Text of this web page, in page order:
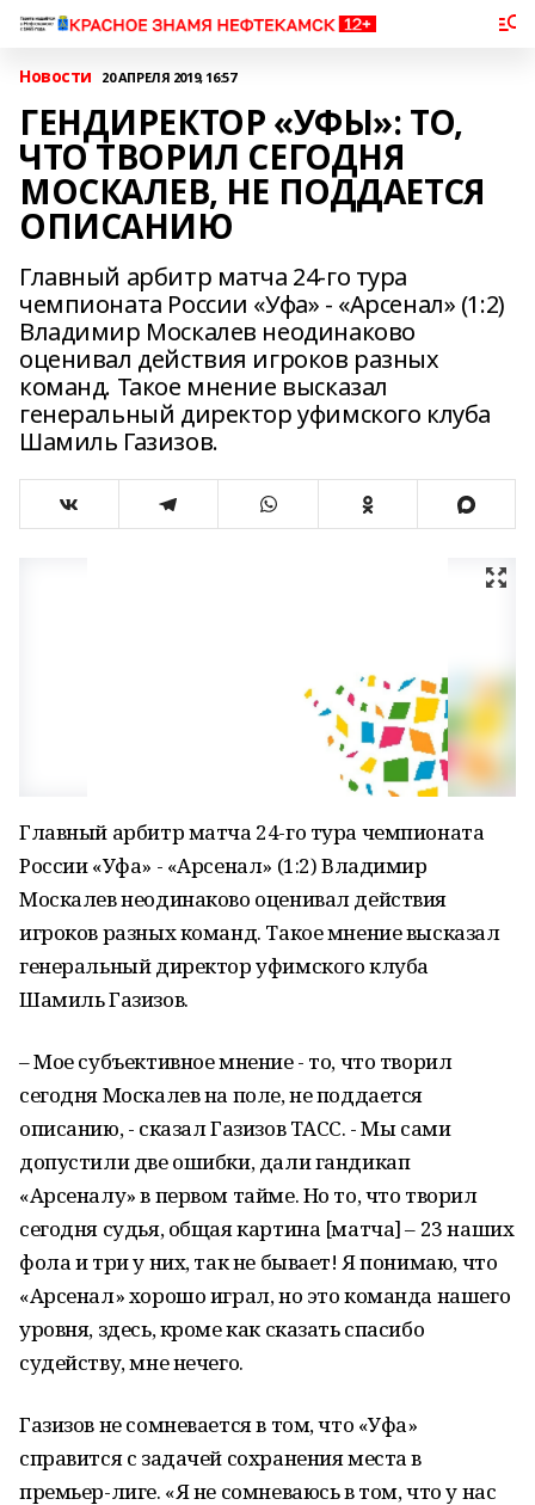
Новости 20 АПРЕЛЯ 2019, 16:57
ГЕНДИРЕКТОР «УФЫ»: ТО,
ЧТО ТВОРИЛ СЕГОДНЯ
МОСКАЛЕВ, НЕ ПОДДАЕТСЯ
ОПИСАНИЮ
Главный арбитр матча 24-го тура
чемпионата России «Уфа» - «Арсенал» (1:2)
Владимир Москалев неодинаково
оценивал действия игроков разных
команд. Такое мнение высказал
генеральный директор уфимского клуба
Шамиль Газизов.
Главный арбитр матча 24-го тура чемпионата
России «Уфа» - «Арсенал» (1:2) Владимир
Москалев неодинаково оценивал действия
игроков разных команд. Такое мнение высказал
генеральный директор уфимского клуба
Шамиль Газизов.
– Мое субъективное мнение - то, что творил
сегодня Москалев на поле, не поддается
описанию, - сказал Газизов ТАСС. - Мы сами
допустили две ошибки, дали гандикап
«Арсеналу» в первом тайме. Но то, что творил
сегодня судья, общая картина [матча] – 23 наших
фола и три у них, так не бывает! Я понимаю, что
«Арсенал» хорошо играл, но это команда нашего
уровня, здесь, кроме как сказать спасибо
судейству, мне нечего.
Газизов не сомневается в том, что «Уфа»
справится с задачей сохранения места в
премьер-лиге. «Я не сомневаюсь в том, что у нас